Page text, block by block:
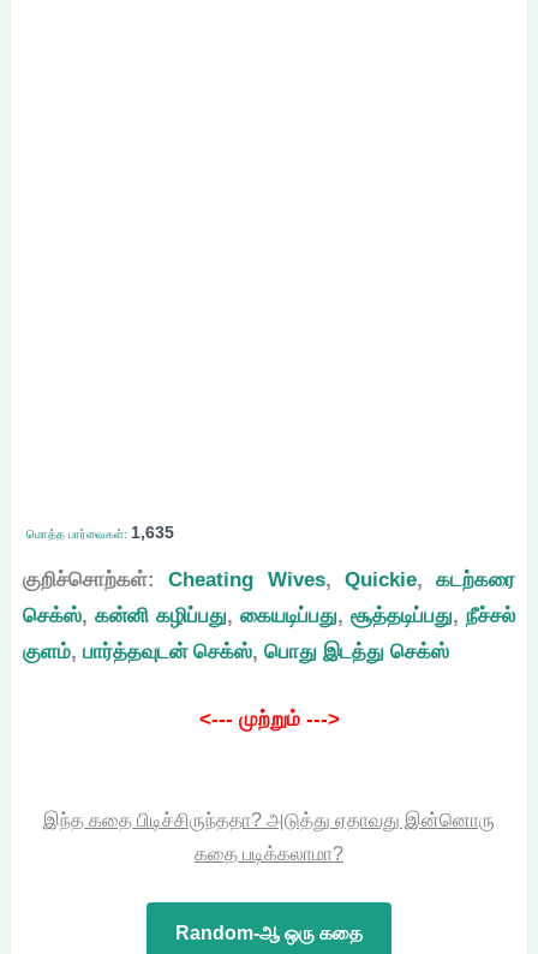
மொத்த பார்வைகள்: 1,635
குறிச்சொற்கள்:Cheating Wives, Quickie, கடற்கரை
செக்ஸ்,கன்னி கழிப்பது, கையடிப்பது, சூத்தடிப்பது, நீச்சல்
குளம்,பார்த்தவுடன் செக்ஸ்,பொது இடத்து செக்ஸ்
<--- முற்றும் --->
இந்த கதை பிடிச்சிருந்ததா? அடுத்து ஏதாவது இன்னொரு
கதை படிக்கலாமா?
Random-ஆ ஒரு கதை